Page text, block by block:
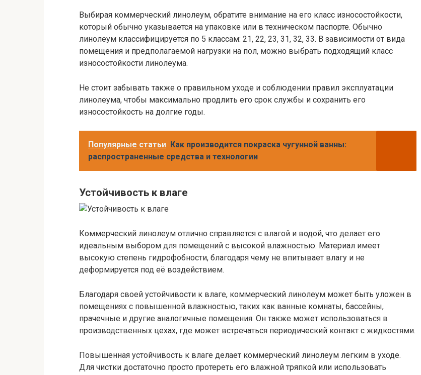
Выбирая коммерческий линолеум, обратите внимание на его класс износостойкости,
который обычно указывается на упаковке или в техническом паспорте. Обычно
линолеум классифицируется по 5 классам: 21, 22, 23, 31, 32, 33. В зависимости от вида
помещения и предполагаемой нагрузки на пол, можно выбрать подходящий класс
износостойкости линолеума.
Не стоит забывать также о правильном уходе и соблюдении правил эксплуатации
линолеума, чтобы максимально продлить его срок службы и сохранить его
износостойкость на долгие годы.
Популярные статьи Как производится покраска чугунной ванны:
распространенные средства и технологии
Устойчивость к влаге
Коммерческий линолеум отлично справляется с влагой и водой, что делает его
идеальным выбором для помещений с высокой влажностью. Материал имеет
высокую степень гидрофобности, благодаря чему не впитывает влагу и не
деформируется под её воздействием.
Благодаря своей устойчивости к влаге, коммерческий линолеум может быть уложен в
помещениях с повышенной влажностью, таких как ванные комнаты, бассейны,
прачечные и другие аналогичные помещения. Он также может использоваться в
производственных цехах, где может встречаться периодический контакт с жидкостями.
Повышенная устойчивость к влаге делает коммерческий линолеум легким в уходе.
Для чистки достаточно просто протереть его влажной тряпкой или использовать